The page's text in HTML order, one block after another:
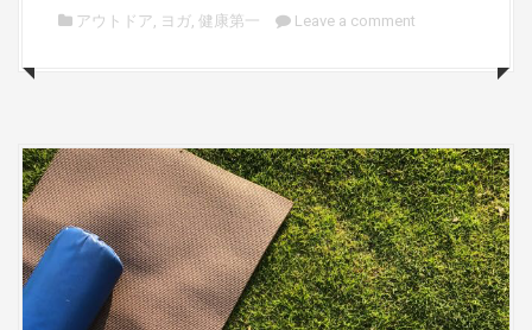
アウトドア, ヨガ, 健康第一 Leave a comment